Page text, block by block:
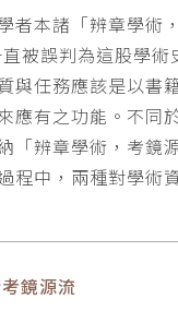
本諸「辨章學術
被誤判為這股學
任務應該是以書
有之功能。不同
辨章學術，考鏡
中，兩種對學術
鏡源流